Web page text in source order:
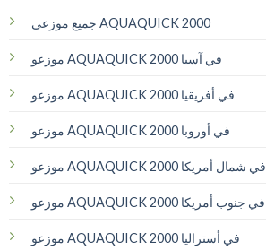
جميع موزعي AQUAQUICK 2000
موزعو AQUAQUICK 2000 في آسيا
موزعو AQUAQUICK 2000 في أفريقيا
موزعو AQUAQUICK 2000 في أوروبا
موزعو AQUAQUICK 2000 في شمال أمريكا
موزعو AQUAQUICK 2000 في جنوب أمريكا
موزعو AQUAQUICK 2000 في أستراليا